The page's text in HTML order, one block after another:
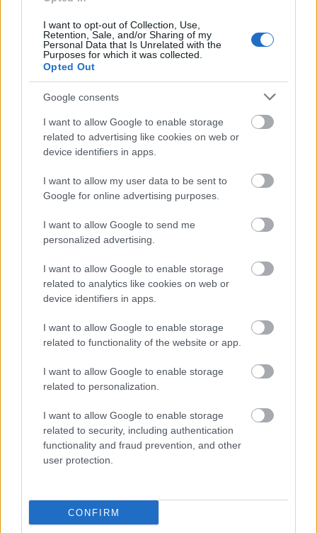
I want to opt-out of Collection, Use,
Retention, Sale, and/or Sharing of my
Personal Data that Is Unrelated with the
Purposes for which it was collected.
Opted Out
Google consents
I want to allow Google to enable storage
related to advertising like cookies on web or
device identifiers in apps.
I want to allow my user data to be sent to
Google for online advertising purposes.
I want to allow Google to send me
personalized advertising.
I want to allow Google to enable storage
related to analytics like cookies on web or
device identifiers in apps.
I want to allow Google to enable storage
related to functionality of the website or app.
I want to allow Google to enable storage
related to personalization.
I want to allow Google to enable storage
related to security, including authentication
functionality and fraud prevention, and other
user protection.
CONFIRM
Ski Classics
– Det er det absolutt beste valget jeg
har tatt
INGEBORG SCHEVE 15.10.2023
Hun har deltatt i tre VM og gått en rekke verdenscuprenn. Nå går
hun all in for langløp, studerer medisin på fulltid, og tar 100